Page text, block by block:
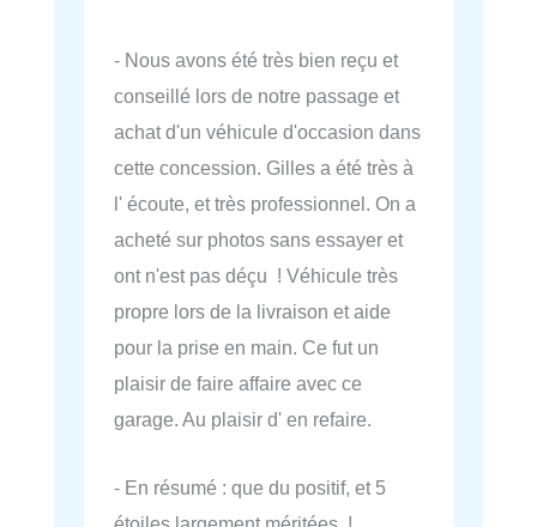
- Nous avons été très bien reçu et
conseillé lors de notre passage et
achat d'un véhicule d'occasion dans
cette concession. Gilles a été très à
l' écoute, et très professionnel. On a
acheté sur photos sans essayer et
ont n'est pas déçu ! Véhicule très
propre lors de la livraison et aide
pour la prise en main. Ce fut un
plaisir de faire affaire avec ce
garage. Au plaisir d' en refaire.
- En résumé : que du positif, et 5